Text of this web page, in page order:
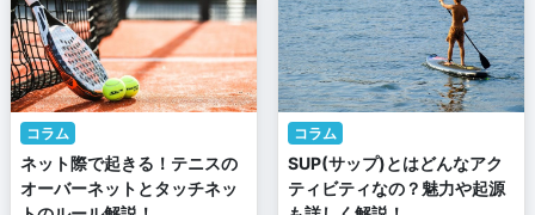
コラム
ネット際で起きる！テニスの
オーバーネットとタッチネッ
コラム
SUP(サップ)とはどんなアク
ティビティなの？魅力や起源